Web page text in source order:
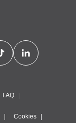
FAQ
Cookies